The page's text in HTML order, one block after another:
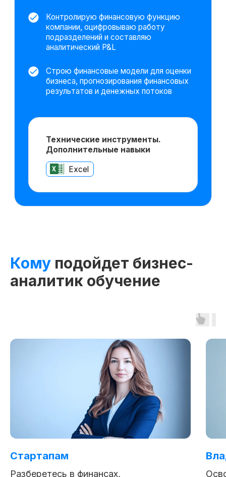
Кому подойдет бизнес-
аналитик обучение
Стартапам
Разберетесь в финансах,
Попробовать 48 часов бесплатно
Хотите понять,
подходит ли вам
данная
профессия?